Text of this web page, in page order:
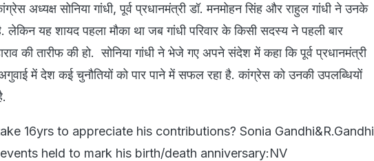
अध्यक्ष सोनिया गांधी, पूर्व प्रधानमंत्री डॉ. मनमोहन सिंह और राहुल गांधी ने उनके
लेकिन यह शायद पहला मौका था जब गांधी परिवार के किसी सदस्य ने पहली बार
की तारीफ की हो. सोनिया गांधी ने भेजे गए अपने संदेश में कहा कि पूर्व प्रधानमंत्री
अगुवाई में देश कई चुनौतियों को पार पाने में सफल रहा है. कांग्रेस को उनकी उपलब्धियों
16yrs to appreciate his contributions? Sonia Gandhi&R.Gandhi
held to mark his birth/death anniversary:NV